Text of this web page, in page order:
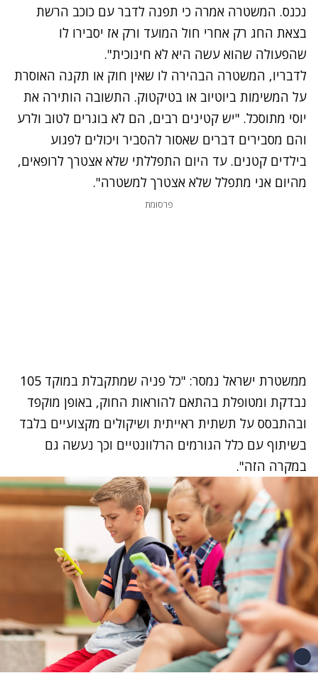
נכנס. המשטרה אמרה כי תפנה לדבר עם כוכב הרשת
בצאת החג רק אחרי חול המועד ורק אז יסבירו לו
שהפעולה שהוא עשה היא לא חינוכית".
לדבריו, המשטרה הבהירה לו שאין חוק או תקנה האוסרת
על המשימות ביוטיוב או בטיקטוק. התשובה הותירה את
יוסי מתוסכל. "יש קטינים רבים, הם לא בוגרים לטוב ולרע
והם מסבירים דברים שאסור להסביר ויכולים לפגוע
בילדים קטנים. עד היום התפללתי שלא אצטרך לרופאים,
מהיום אני מתפלל שלא אצטרך למשטרה".
פרסומת
ממשטרת ישראל נמסר: "כל פניה שמתקבלת במוקד 105
נבדקת ומטופלת בהתאם להוראות החוק, באופן מוקפד
ובהתבסס על תשתית ראייתית ושיקולים מקצועיים בלבד
בשיתוף עם כלל הגורמים הרלוונטיים וכך נעשה גם
במקרה הזה".